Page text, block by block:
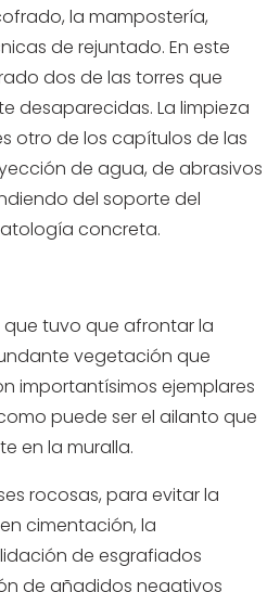
la mampostería,
de rejuntado. En este
dos de las torres que
desaparecidas. La limpieza
otro de los capítulos de las
de agua, de abrasivos
del soporte del
concreta.
tuvo que afrontar la
vegetación que
importantísimos ejemplares
puede ser el ailanto que
en la muralla.
rocosas, para evitar la
cimentación, la
de esgrafiados
de añadidos negativos